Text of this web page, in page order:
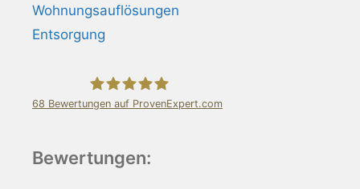
Wohnungsauflösungen
Entsorgung
68 Bewertungen auf ProvenExpert.com
Bewertungen: